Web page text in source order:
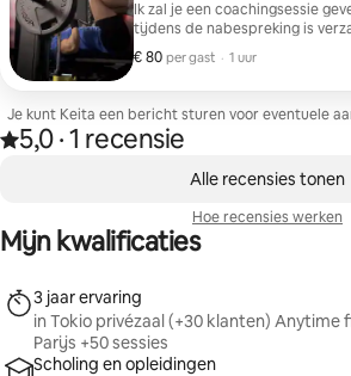
Ik zal je een coachingsessie
tijdens de nabespreking is
oefeningen.
€ 80 per gast
€ 80 per gast
, · 1 uur
Je kunt Keita een bericht sturen voor eventuele
Beoordeeld met 5,0 van vijf sterren, van 1
5,0
, ·1 recensie
0 van 0 items weergegeven
Alle recensies tonen
Hoe recensies werken
Mijn kwalificaties
3 jaar ervaring
in Tokio privézaal (+30 klanten) Anytime
Parijs +50 sessies
Scholing en opleidingen